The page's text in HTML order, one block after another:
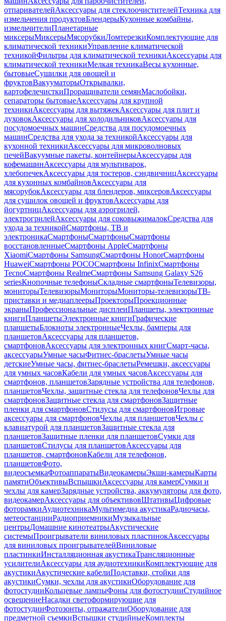
отпаривателейАксессуары для стеклоочистителейТехника для
измельчения продуктовБлендерыКухонные комбайны,
измельчителиПланетарные
миксерыМиксерыМясорубкиЛомтерезкиКомплектующие для
климатической техникиУправление климатической
техникойФильтры для климатической техникиАксессуары для
климатической техникиМелкая техникаВесы кухонные,
бытовыеСушилки для овощей и
фруктовВакууматорыОткрывалки,
картофелечисткиПроращиватели семянМаслобойки,
сепараторы бытовыеАксессуары для крупной
техникиАксессуары для вытяжекАксессуары для плит и
духовокАксессуары для холодильниковАксессуары для
посудомоечных машинСредства для посудомоечных
машинСредства для ухода за техникойАксессуары для
кухонной техникиАксессуары для микроволновых
печейВакуумные пакеты, контейнерыАксессуары для
кофемашинАксессуары для мультиварок,
хлебопечекАксессуары для тостеров, сэндвичницАксессуары
для кухонных комбайновАксессуары для
мясорубокАксессуары для блендеров, миксеровАксессуары
для сушилок овощей и фруктовАксессуары для
йогуртницАксессуары для аэрогрилей,
электрогрилейАксессуары для соковыжималокСредства для
ухода за техникойСмартфоны, ТВ и
электроникаСмартфоныСмартфоныСмартфоны
восстановленныеСмартфоны AppleСмартфоны
XiaomiСмартфоны SamsungСмартфоны HonorСмартфоны
HuaweiСмартфоны POCOСмартфоны InfinixСмартфоны
TecnoСмартфоны RealmeСмартфоны Samsung Galaxy S26
seriesКнопочные телефоныСкладные смартфоныТелевизоры,
мониторыТелевизорыМониторыМониторы-телевизорыТВ-
приставки и медиаплеерыПроекторыПроекционные
экраныПрофессиональные дисплеиПланшеты, электронные
книгиПланшетыЭлектронные книгиГрафические
планшетыБлокноты электронныеЧехлы, бамперы для
планшетовАксессуары для планшетов,
смартфоновАксессуары для электронных книгСмарт-часы,
аксессуарыУмные часыФитнес-браслетыУмные часы
детскиеУмные часы, фитнес-браслетыРемешки, аксессуары
для умных часовКабели для умных часовАксессуары для
смартфонов, планшетовЗарядные устройства для телефонов,
планшетовЧехлы, защитные стекла для телефоновЧехлы для
смартфоновЗащитные стекла для смартфоновЗащитные
пленки для смартфоновСтилусы для смартфоновИгровые
аксессуары для смартфоновЧехлы для планшетовЧехлы с
клавиатурой для планшетовЗащитные стекла для
планшетовЗащитные пленки для планшетовСумки для
планшетовСтилусы для планшетовАксессуары для
планшетов, смартфоновКабели для телефонов,
планшетовФото,
видеосъемкаФотоаппаратыВидеокамерыЭкшн-камерыКарты
памятиОбъективыВспышкиАксессуары для камерСумки и
чехлы для камерЗарядные устройства, аккумуляторы для фото,
видеокамерАксессуары для объективовШтативыЦифровые
фоторамкиАудиотехникаМультимедиа акустикаРадиочасы,
метеостанцииРадиоприемникиМузыкальные
центрыДомашние кинотеатрыАкустические
системыПроигрыватели виниловых пластинокАксессуары
для виниловых проигрывателейВиниловые
пластинкиИнсталляционная акустикаТрансляционные
усилителиАксессуары для аудиотехникиКомплектующие для
акустикиАкустические кабелиПодставки, стойки для
акустикиСумки, чехлы для акустикиОборудование для
фотостудииКольцевые лампыФоны для фотостудииСтудийное
освещениеНасадки светоформирующие для
фотостудииФотозонты, отражателиОборудование для
предметной съемкиВспышки студийныеКомплекты